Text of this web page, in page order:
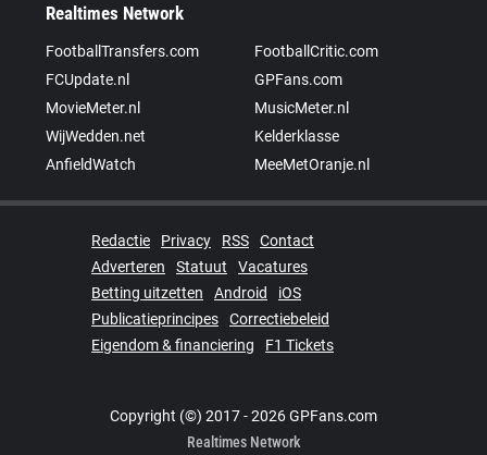
Realtimes Network
FootballTransfers.com
FootballCritic.com
FCUpdate.nl
GPFans.com
MovieMeter.nl
MusicMeter.nl
WijWedden.net
Kelderklasse
AnfieldWatch
MeeMetOranje.nl
Redactie Privacy RSS
Contact
Adverteren
Statuut
Vacatures
Betting uitzetten
Android
iOS
Publicatieprincipes
Correctiebeleid
Eigendom & financiering
F1 Tickets
Copyright (©) 2017 - 2026 GPFans.com
Realtimes Network